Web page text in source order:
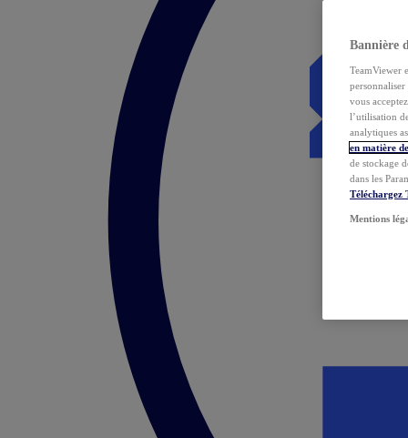
Bannière
TeamViewer
vous
l’utilisation
analytiques
en matière
de stockage
dans les
Téléchargez
Mentions